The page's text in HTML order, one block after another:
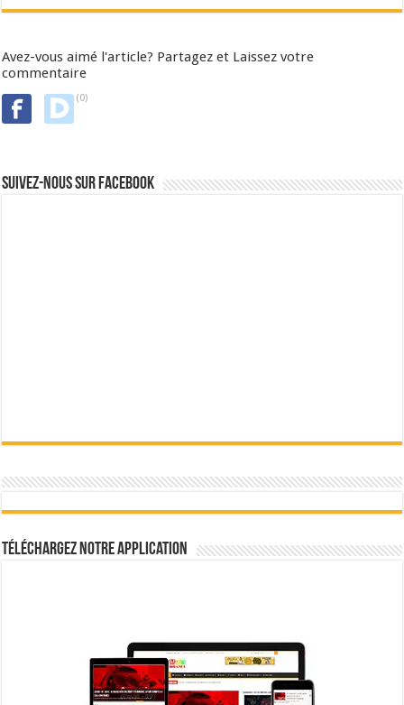
Avez-vous aimé l'article? Partagez et Laissez votre
commentaire
(0)
Suivez-nous sur Facebook
Téléchargez notre Application